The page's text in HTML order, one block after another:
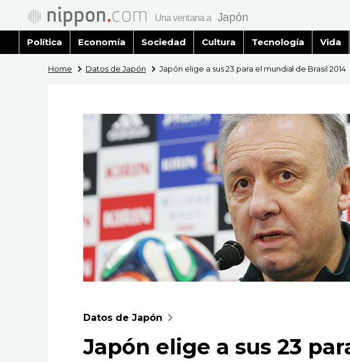
Política Economía Sociedad Cultura Tecnología Vida
Home Datos de Japón Japón elige a sus 23 para el mundial de Brasil 2014
Datos de Japón
Japón elige a sus 23